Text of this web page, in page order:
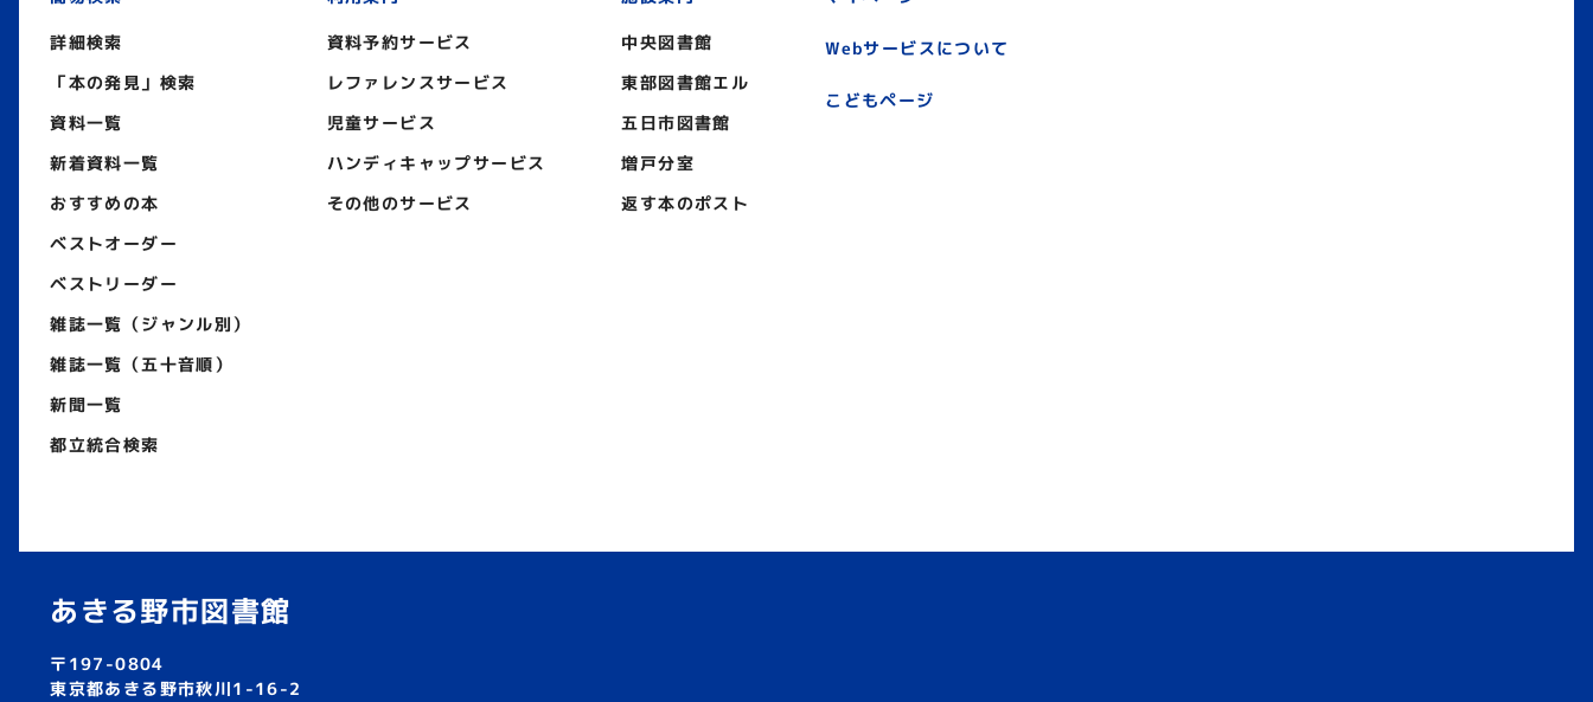
詳細検索
「本の発見」検索
資料一覧
新着資料一覧
おすすめの本
ベストオーダー
ベストリーダー
雑誌一覧（ジャンル別）
雑誌一覧（五十音順）
新聞一覧
都立統合検索
資料予約サービス
レファレンスサービス
児童サービス
ハンディキャップサービス
その他のサービス
中央図書館
東部図書館エル
五日市図書館
増戸分室
返す本のポスト
Webサービスについて
こどもページ
あきる野市図書館
〒197-0804
東京都あきる野市秋川1-16-2